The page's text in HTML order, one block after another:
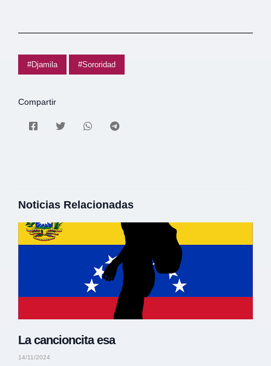
#Djamila #Sororidad
Compartir
Noticias Relacionadas
La cancioncita esa
14/11/2024